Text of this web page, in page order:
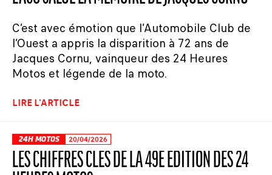
C’est avec émotion que l’Automobile Club de
l’Ouest a appris la disparition à 72 ans de
Jacques Cornu, vainqueur des 24 Heures
Motos et légende de la moto.
LIRE L'ARTICLE
24H MOTOS 20/04/2026
LES CHIFFRES CLÉS DE LA 49E ÉDITION DES 24